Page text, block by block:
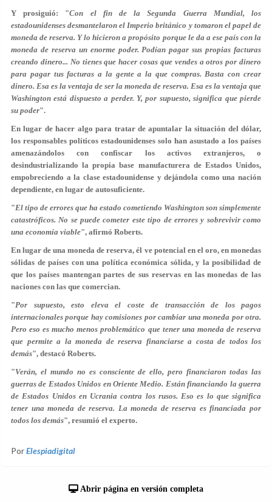
Y prosiguió: "Con el fin de la Segunda Guerra Mundial, los
estadounidenses desmantelaron el Imperio británico y tomaron el papel de
moneda de reserva. Y lo hicieron a propósito porque le da a ese país con la
moneda de reserva un enorme poder. Podían pagar sus propias facturas
creando dinero... No tienes que hacer cosas que vendes a otros por dinero
para pagar tus facturas a la gente a la que compras. Basta con crear
dinero. Esa es la ventaja de ser la moneda de reserva. Esa es la ventaja que
Washington está dispuesto a perder. Y, por supuesto, significa que pierde
su poder".
En lugar de hacer algo para tratar de apuntalar la situación del dólar,
los responsables políticos estadounidenses solo han asustado a los países
amenazándolos con confiscar los activos extranjeros, o
desindustrializando la propia base manufacturera de Estados Unidos,
empobreciendo a la clase estadounidense y dejándola como una nación
dependiente, en lugar de autosuficiente.
"El tipo de errores que ha estado cometiendo Washington son simplemente
catastróficos. No se puede cometer este tipo de errores y sobrevivir como
una economía viable", afirmó Roberts.
En lugar de una moneda de reserva, él ve potencial en el oro, en monedas
sólidas de países con una política económica sólida, y la posibilidad de
que los países mantengan partes de sus reservas en las monedas de las
naciones con las que comercian.
"Por supuesto, esto eleva el coste de transacción de los pagos
internacionales porque hay comisiones por cambiar una moneda por otra.
Pero eso es mucho menos problemático que tener una moneda de reserva
que permite a la moneda de reserva financiarse a costa de todos los
demás", destacó Roberts.
"Verán, el mundo no es consciente de ello, pero financiaron todas las
guerras de Estados Unidos en Oriente Medio. Están financiando la guerra
de Estados Unidos en Ucrania contra los rusos. Eso es lo que significa
tener una moneda de reserva. La moneda de reserva es financiada por
todos los demás", resumió el experto.
PorElespiadigital
Abrir página en versión completa